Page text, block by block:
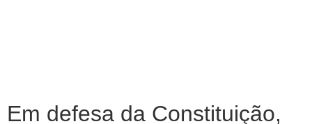
Em defesa da Constituição,